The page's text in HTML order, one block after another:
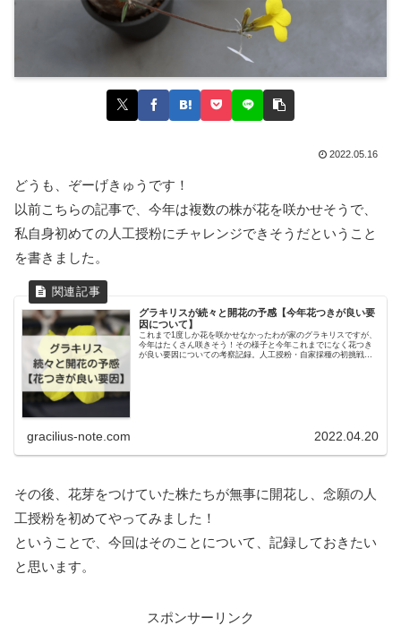
2022.05.16
どうも、ぞーげきゅうです！
以前こちらの記事で、今年は複数の株が花を咲かせそうで、
私自身初めての人工授粉にチャレンジできそうだということ
を書きました。
グラキリスが続々と開花の予感【今年花つきが良い要
因について】
これまで1度しか花を咲かせなかったわが家のグラキリスですが、
今年はたくさん咲きそう！その様子と今年これまでになく花つき
が良い要因についての考察記録。人工授粉・自家採種の初挑戦に
gracilius-note.com 2022.04.20
その後、花芽をつけていた株たちが無事に開花し、念願の人
工授粉を初めてやってみました！
ということで、今回はそのことについて、記録しておきたい
と思います。
スポンサーリンク